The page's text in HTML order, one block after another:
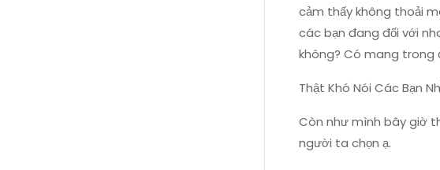
cảm thấy không thoải
các bạn đang đối với
không? Có mang trong
Thật Khó Nói Các Bạn
Còn như mình bây giờ
người ta chọn ạ.